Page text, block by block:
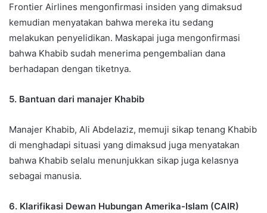
Frontier Airlines mengonfirmasi insiden yang dimaksud
kemudian menyatakan bahwa mereka itu sedang
melakukan penyelidikan. Maskapai juga mengonfirmasi
bahwa Khabib sudah menerima pengembalian dana
berhadapan dengan tiketnya.
5. Bantuan dari manajer Khabib
Manajer Khabib, Ali Abdelaziz, memuji sikap tenang Khabib
di menghadapi situasi yang dimaksud juga menyatakan
bahwa Khabib selalu menunjukkan sikap juga kelasnya
sebagai manusia.
6. Klarifikasi Dewan Hubungan Amerika-Islam (CAIR)